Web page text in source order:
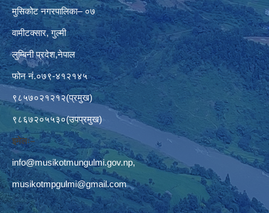
मुसिकोट नगरपालिका– ०७
वामीटक्सार, गुल्मी
लुम्बिनी प्रदेश,नेपाल
फोन नं.०७९-४१२१४५
९८५७०२१२१२(प्रमुख)
९८६७२०५५३०(उपप्रमुख)
इमेलः–
info@musikotmungulmi.gov.np,
musikotmpgulmi@gmail.com